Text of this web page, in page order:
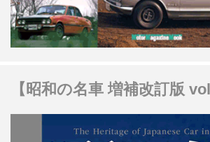
【昭和の名車 増補改訂版